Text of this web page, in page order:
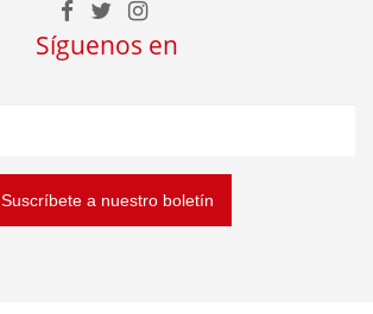
Síguenos en
Suscríbete a nuestro boletín